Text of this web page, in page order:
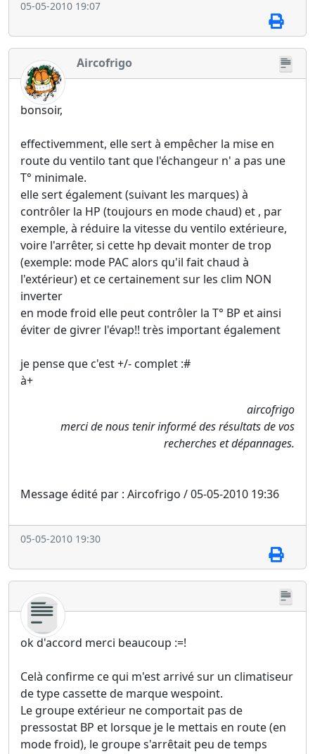
05-05-2010 19:07
Aircofrigo
bonsoir,
effectivemment, elle sert à empêcher la mise en
route du ventilo tant que l'échangeur n' a pas une
T° minimale.
elle sert également (suivant les marques) à
contrôler la HP (toujours en mode chaud) et , par
exemple, à réduire la vitesse du ventilo extérieure,
voire l'arrêter, si cette hp devait monter de trop
(exemple: mode PAC alors qu'il fait chaud à
l'extérieur) et ce certainement sur les clim NON
inverter
en mode froid elle peut contrôler la T° BP et ainsi
éviter de givrer l'évap!! très important également
je pense que c'est +/- complet :#
à+
aircofrigo
merci de nous tenir informé des résultats de vos
recherches et dépannages.
Message édité par : Aircofrigo / 05-05-2010 19:36
05-05-2010 19:30
ok d'accord merci beaucoup :=!
Celà confirme ce qui m'est arrivé sur un climatiseur
de type cassette de marque wespoint.
Le groupe extérieur ne comportait pas de
pressostat BP et lorsque je le mettais en route (en
mode froid), le groupe s'arrêtait peu de temps